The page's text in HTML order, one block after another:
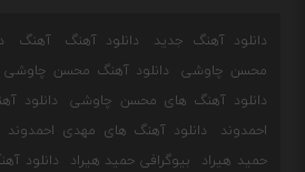
دانلود آهنگ جدید دانلود آهنگ آهنگ
محسن چاوشی
دانلود آهنگ محسن چاوشی
دانلود آهنگ های محسن چاوشی
دانلود
احمدوند
دانلود آهنگ های مهدی احمدوند
حمید هیراد
بیوگرافی حمید هیراد دانلود